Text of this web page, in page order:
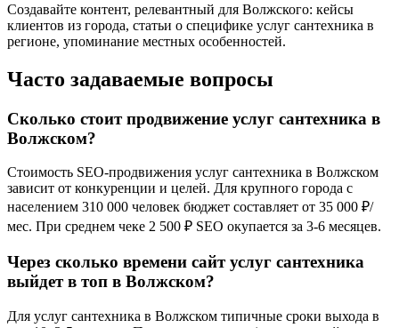
Создавайте контент, релевантный для Волжского: кейсы
клиентов из города, статьи о специфике услуг сантехника в
регионе, упоминание местных особенностей.
Часто задаваемые вопросы
Сколько стоит продвижение услуг сантехника в
Волжском?
Стоимость SEO-продвижения услуг сантехника в Волжском
зависит от конкуренции и целей. Для крупного города с
населением 310 000 человек бюджет составляет от 35 000 ₽/
мес. При среднем чеке 2 500 ₽ SEO окупается за 3-6 месяцев.
Через сколько времени сайт услуг сантехника
выйдет в топ в Волжском?
Для услуг сантехника в Волжском типичные сроки выхода в